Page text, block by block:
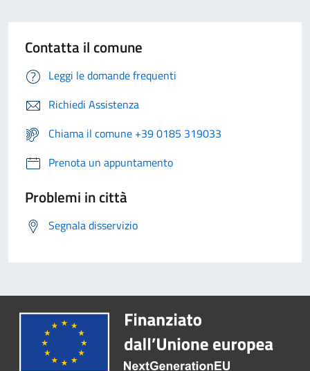
Contatta il comune
Leggi le domande frequenti
Richiedi Assistenza
Chiama il comune +39 0185 319033
Prenota un appuntamento
Problemi in città
Segnala disservizio